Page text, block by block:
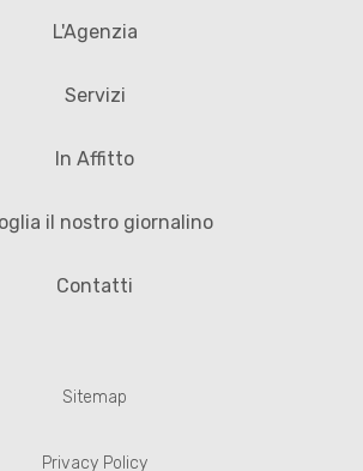
L'Agenzia
Servizi
In Affitto
il nostro giornalino
Contatti
Sitemap
Privacy Policy